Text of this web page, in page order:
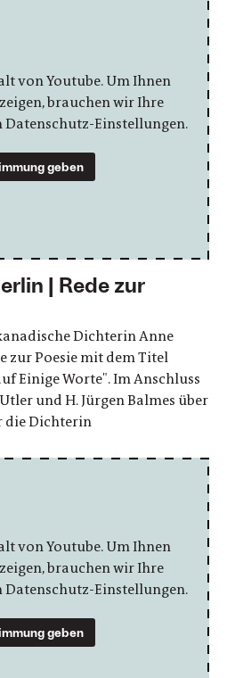
von Youtube. Um Ihnen
brauchen wir Ihre
Datenschutz-Einstellungen.
geben
| Rede zur
Dichterin Anne
zur Poesie mit dem Titel
Einige Worte". Im Anschluss
und H. Jürgen Balmes über
die Dichterin
von Youtube. Um Ihnen
brauchen wir Ihre
Datenschutz-Einstellungen.
geben